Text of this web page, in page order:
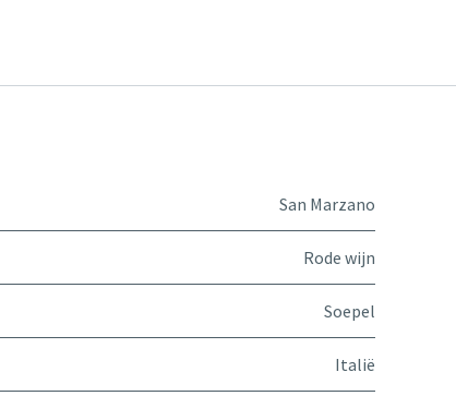
San Marzano
Rode wijn
Soepel
Italië